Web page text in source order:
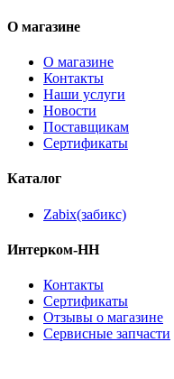
О магазине
О магазине
Контакты
Наши услуги
Новости
Поставщикам
Сертификаты
Каталог
Zabix(забикс)
Интерком-НН
Контакты
Сертификаты
Отзывы о магазине
Сервисные запчасти